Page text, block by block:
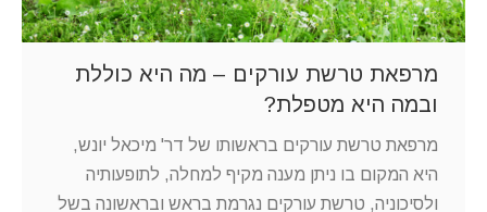
מרפאת טרשת עורקים – מה היא כוללת
ובמה היא מטפלת?
מרפאת טרשת עורקים בראשותו של דר' מיכאל יונש,
היא המקום בו ניתן מענה מקיף למחלה, לתופעותיה
ולסיכוניה, טרשת עורקים נגרמת בראש ובראשונה בשל